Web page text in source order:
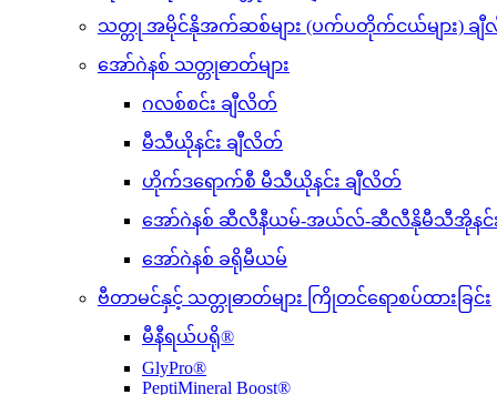
သတ္တု အမိုင်နိုအက်ဆစ်များ (ပက်ပတိုက်ငယ်များ) ချီလိ
အော်ဂဲနစ် သတ္တုဓာတ်များ
ဂလစ်စင်း ချီလိတ်
မီသီယိုနင်း ချီလိတ်
ဟိုက်ဒရောက်စီ မီသီယိုနင်း ချီလိတ်
အော်ဂဲနစ် ဆီလီနီယမ်-အယ်လ်-ဆီလီနိုမီသီအိုနင်
အော်ဂဲနစ် ခရိုမီယမ်
ဗီတာမင်နှင့် သတ္တုဓာတ်များ ကြိုတင်ရောစပ်ထားခြင်း
မီနီရယ်ပရို®
GlyPro®
PeptiMineral Boost®